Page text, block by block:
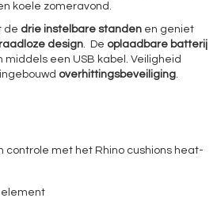
koele zomeravond.
de drie instelbare standen en geniet
design. De oplaadbare batterij
middels een USB kabel. Veiligheid
overhittingsbeveiliging.
controle met het Rhino cushions heat-
element